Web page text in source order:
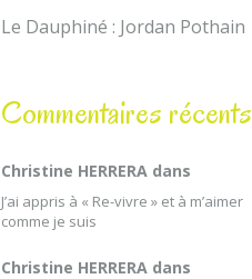
Le Dauphiné : Jordan Pothain
Commentaires récents
Christine HERRERA dans
J’ai appris à « Re-vivre » et à m’aimer
comme je suis
Christine HERRERA dans